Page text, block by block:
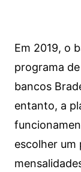
Em 2019, o
programa
bancos
entanto, a
escolher um